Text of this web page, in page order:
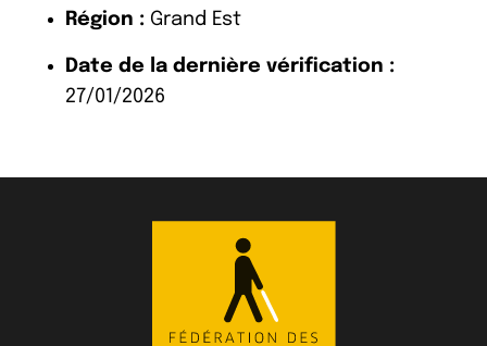
Région : Grand Est
Date de la dernière vérification :
27/01/2026